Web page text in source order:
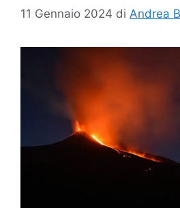
11 Gennaio 2024 di Andrea